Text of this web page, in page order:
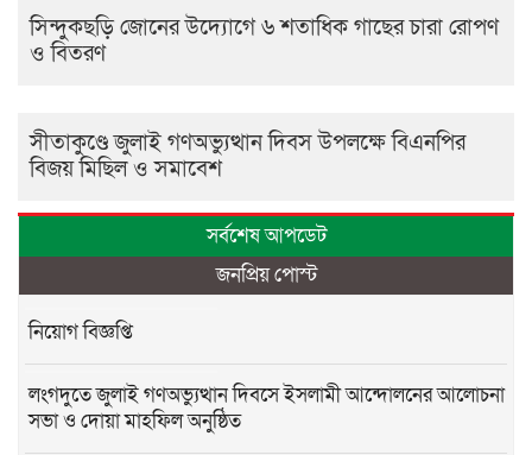
সিন্দুকছড়ি জোনের উদ্যোগে ৬ শতাধিক গাছের চারা রোপণ
ও বিতরণ
সীতাকুণ্ডে জুলাই গণঅভ্যুত্থান দিবস উপলক্ষে বিএনপির
বিজয় মিছিল ও সমাবেশ
সর্বশেষ আপডেট
জনপ্রিয় পোস্ট
নিয়োগ বিজ্ঞপ্তি
লংগদুতে জুলাই গণঅভ্যুত্থান দিবসে ইসলামী আন্দোলনের আলোচনা
সভা ও দোয়া মাহফিল অনুষ্ঠিত